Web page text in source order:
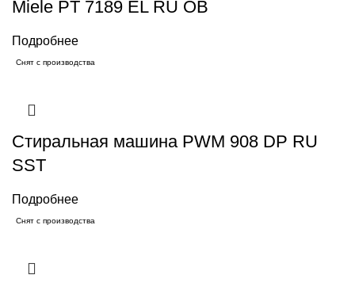
Miele PT 7189 EL RU OB
Подробнее
Снят с производства
Стиральная машина PWM 908 DP RU
SST
Подробнее
Снят с производства